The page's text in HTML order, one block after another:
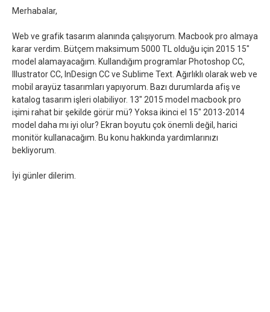
Merhabalar,
Web ve grafik tasarım alanında çalışıyorum. Macbook pro almaya
karar verdim. Bütçem maksimum 5000 TL olduğu için 2015 15"
model alamayacağım. Kullandığım programlar Photoshop CC,
Illustrator CC, InDesign CC ve Sublime Text. Ağırlıklı olarak web ve
mobil arayüz tasarımları yapıyorum. Bazı durumlarda afiş ve
katalog tasarım işleri olabiliyor. 13" 2015 model macbook pro
işimi rahat bir şekilde görür mü? Yoksa ikinci el 15" 2013-2014
model daha mı iyi olur? Ekran boyutu çok önemli değil, harici
monitör kullanacağım. Bu konu hakkında yardımlarınızı
bekliyorum.
İyi günler dilerim.